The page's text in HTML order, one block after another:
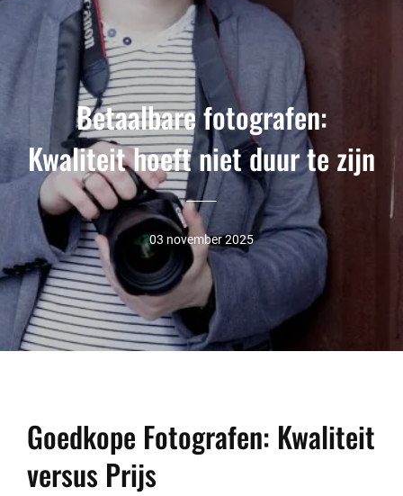
Betaalbare fotografen:
Kwaliteit hoeft niet duur te zijn
03 november 2025
Goedkope Fotografen: Kwaliteit
versus Prijs